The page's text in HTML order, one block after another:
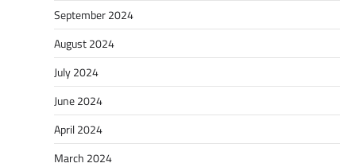
September 2024
August 2024
July 2024
June 2024
April 2024
March 2024